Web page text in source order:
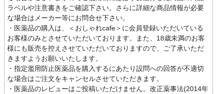
ラベルや注意書きをご確認下さい。さらに詳細な商品情報が必要
な場合はメーカー等にお問合せ下さい。
・医薬品の購入は、＜おしゃれcafe＞に会員登録いただいている
お客様のみとさせていただいております。また、18歳未満のお客
様にも販売を控えさせていただいておりますので、ご了承いただ
きますようお願いいたします。
・指定濫用防止医薬品を購入するにあたり設問への回答が不適切
な場合はご注文をキャンセルさせていただきます。
・医薬品のレビューはご投稿いただけません。改正薬事法(2014年